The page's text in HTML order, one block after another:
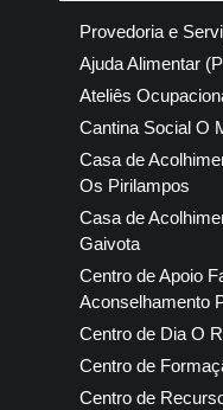
Provedoria e
Ajuda Alimentar
Ateliês
Cantina Social O
Casa de
Os Pirilampos
Casa de
Gaivota
Centro de Apoio
Aconselhamento
Centro de Dia O
Centro de
Centro de